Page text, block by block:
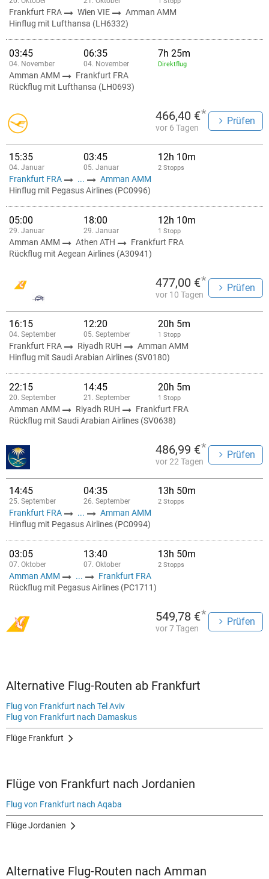
Frankfurt FRA Wien VIE
Amman AMM
Hinflug mit Lufthansa (LH6332)
03:45
04. November
06:35
04. November
7h 25m
Direktflug
Amman AMM
Frankfurt FRA
Rückflug mit Lufthansa (LH0693)
466,40 €*
vor 6 Tagen
Prüfen
15:35
04. Januar
03:45
05. Januar
12h 10m
2 Stopps
Frankfurt FRA ...
Amman AMM
Hinflug mit Pegasus Airlines (PC0996)
05:00
29. Januar
18:00
29. Januar
12h 10m
1 Stopp
Amman AMM Athen ATH
Frankfurt FRA
Rückflug mit Aegean Airlines (A30941)
477,00 €*
vor 10 Tagen
Prüfen
16:15
04. September
12:20
05. September
20h 5m
1 Stopp
Frankfurt FRA Riyadh RUH
Amman AMM
Hinflug mit Saudi Arabian Airlines (SV0180)
22:15
20. September
14:45
21. September
20h 5m
1 Stopp
Amman AMM Riyadh RUH
Frankfurt FRA
Rückflug mit Saudi Arabian Airlines (SV0638)
486,99 €*
vor 22 Tagen
Prüfen
14:45
25. September
04:35
26. September
13h 50m
2 Stopps
Frankfurt FRA ...
Amman AMM
Hinflug mit Pegasus Airlines (PC0994)
03:05
07. Oktober
13:40
07. Oktober
13h 50m
2 Stopps
Amman AMM ...
Frankfurt FRA
Rückflug mit Pegasus Airlines (PC1711)
549,78 €*
vor 7 Tagen
Prüfen
Alternative Flug-Routen ab Frankfurt
Flug von Frankfurt nach Tel Aviv
Flug von Frankfurt nach Damaskus
Flüge Frankfurt
Flüge von Frankfurt nach Jordanien
Flug von Frankfurt nach Aqaba
Flüge Jordanien
Alternative Flug-Routen nach Amman